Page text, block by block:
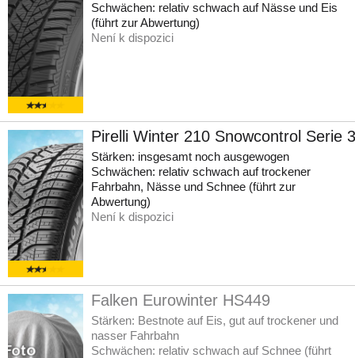
Schwächen: relativ schwach auf Nässe und Eis
(führt zur Abwertung)
Není k dispozici
Pirelli Winter 210 Snowcontrol Serie 3
Stärken: insgesamt noch ausgewogen
Schwächen: relativ schwach auf trockener
Fahrbahn, Nässe und Schnee (führt zur
Abwertung)
Není k dispozici
Falken Eurowinter HS449
Stärken: Bestnote auf Eis, gut auf trockener und
nasser Fahrbahn
Schwächen: relativ schwach auf Schnee (führt